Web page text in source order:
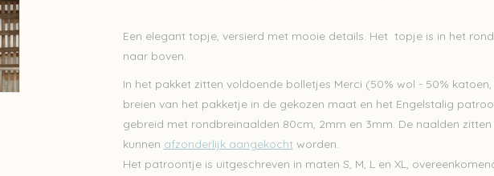
Een elegant topje, versierd met mooie details. Het topje is in het
naar boven.
In het pakket zitten voldoende bolletjes Merci (50% wol - 50%
breien van het pakketje in de gekozen maat en het Engelstalig
gebreid met rondbreinaalden 80cm, 2mm en 3mm. De naalden
kunnen afzonderlijk aangekocht worden.
Het patroontje is uitgeschreven in maten S, M, L en XL,